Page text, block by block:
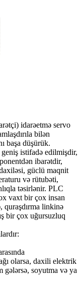
idarəetmə servo
bilən
başa düşürük.
istifadə edilmişdir,
ibarətdir,
güclü maqnit
və rütubəti,
təsirlənir. PLC
vaxt bir çox insan
quraşdırma linkinə
bir çox uğursuzluq
olarsa, daxili elektrik
gələrsə, soyutma və ya